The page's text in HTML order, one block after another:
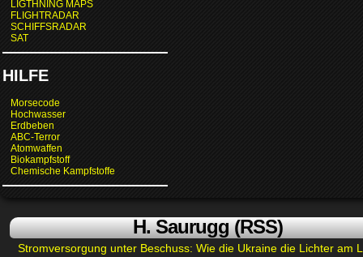
LIGTHNING MAPS
FLIGHTRADAR
SCHIFFSRADAR
SAT
HILFE
Morsecode
Hochwasser
Erdbeben
ABC-Terror
Atomwaffen
Biokampfstoff
Chemische Kampfstoffe
H. Saurugg (RSS)
Stromversorgung unter Beschuss: Wie die Ukraine die Lichter am